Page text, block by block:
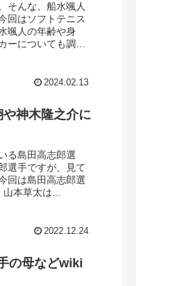
そんな、船水颯人
回はソフトテニス
颯人の年齢や身
ーについても調査
2024.02.13
神木隆之介に
る島田高志郎選
選手ですが、見て
回は島田高志郎選
山本草太は...
2022.12.24
の母などwiki